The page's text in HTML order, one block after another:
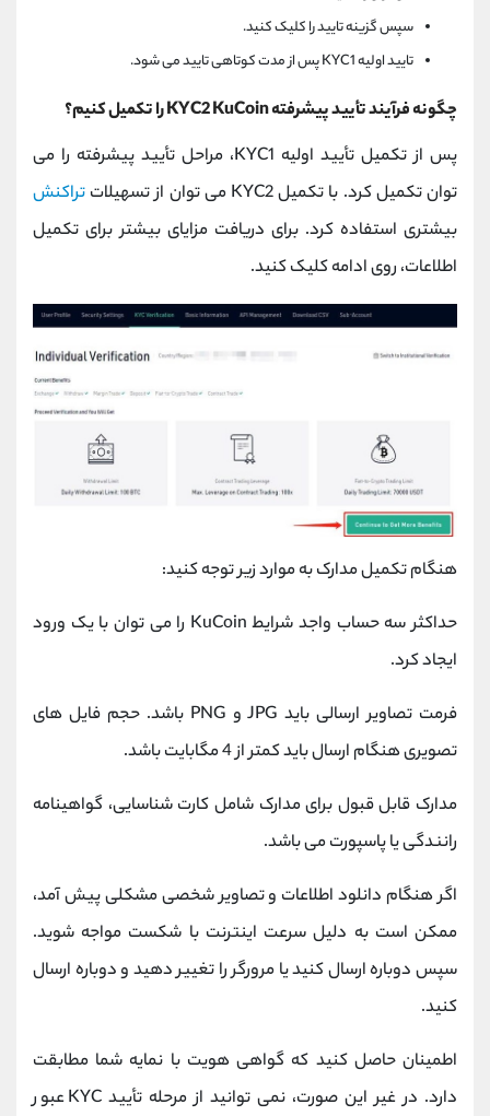
سپس گزینه تایید را کلیک کنید.
تایید اولیه KYC1 پس از مدت کوتاهی تایید می شود.
چگونه فرآیند تأیید پیشرفته KYC2 KuCoin را تکمیل کنیم؟
پس از تکمیل تأیید اولیه KYC1، مراحل تأیید پیشرفته را می
توان تکمیل کرد. با تکمیل KYC2 می توان از تسهیلات
تراکنش
بیشتری استفاده کرد. برای دریافت مزایای بیشتر برای تکمیل
اطلاعات، روی ادامه کلیک کنید.
هنگام تکمیل مدارک به موارد زیر توجه کنید:
حداکثر سه حساب واجد شرایط KuCoin را می توان با یک ورود
ایجاد کرد.
فرمت تصاویر ارسالی باید JPG و PNG باشد. حجم فایل های
تصویری هنگام ارسال باید کمتر از 4 مگابایت باشد.
مدارک قابل قبول برای مدارک شامل کارت شناسایی، گواهینامه
رانندگی یا پاسپورت می باشد.
اگر هنگام دانلود اطلاعات و تصاویر شخصی مشکلی پیش آمد،
ممکن است به دلیل سرعت اینترنت با شکست مواجه شوید.
سپس دوباره ارسال کنید یا مرورگر را تغییر دهید و دوباره ارسال
کنید.
اطمینان حاصل کنید که گواهی هویت با نمایه شما مطابقت
دارد. در غیر این صورت، نمی توانید از مرحله تأیید KYC عبور